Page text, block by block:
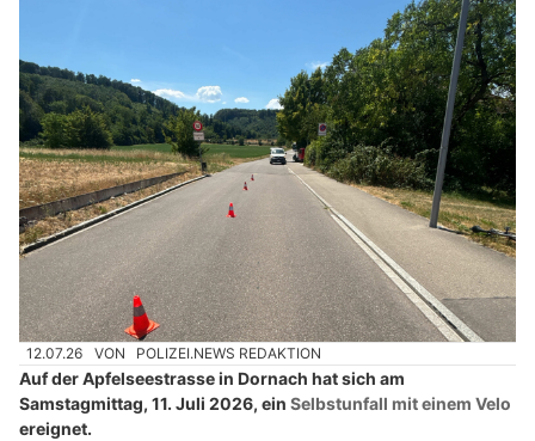
12.07.26 VON POLIZEI.NEWS REDAKTION
Auf der Apfelseestrasse in Dornach hat sich am
Samstagmittag, 11. Juli 2026, ein Selbstunfall mit einem Velo
ereignet.